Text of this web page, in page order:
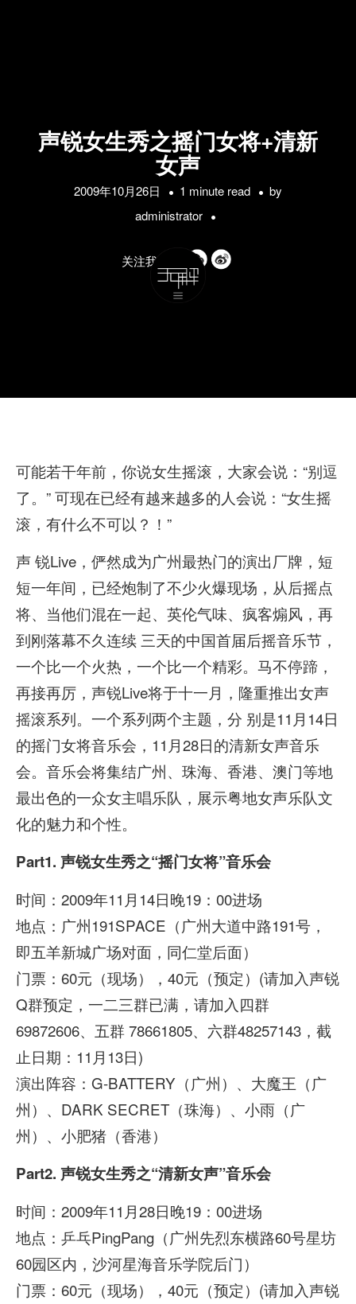
声锐女生秀之摇门女将+清新
女声
2009年10月26日 1 minute read
by
administrator
关注我们的:
可能若干年前，你说女生摇滚，大家会说：“别逗
了。” 可现在已经有越来越多的人会说：“女生摇
滚，有什么不可以？！”
声 锐Live，俨然成为广州最热门的演出厂牌，短
短一年间，已经炮制了不少火爆现场，从后摇点
将、当他们混在一起、英伦气味、疯客煽风，再
到刚落幕不久连续 三天的中国首届后摇音乐节，
一个比一个火热，一个比一个精彩。马不停蹄，
再接再厉，声锐Live将于十一月，隆重推出女声
摇滚系列。一个系列两个主题，分 别是11月14日
的摇门女将音乐会，11月28日的清新女声音乐
会。音乐会将集结广州、珠海、香港、澳门等地
最出色的一众女主唱乐队，展示粤地女声乐队文
化的魅力和个性。
Part1. 声锐女生秀之“摇门女将”音乐会
时间：2009年11月14日晚19：00进场
地点：广州191SPACE（广州大道中路191号，
即五羊新城广场对面，同仁堂后面）
门票：60元（现场），40元（预定）(请加入声锐
Q群预定，一二三群已满，请加入四群
69872606、五群 78661805、六群48257143，截
止日期：11月13日)
演出阵容：G-BATTERY（广州）、大魔王（广
州）、DARK SECRET（珠海）、小雨（广
州）、小肥猪（香港）
Part2. 声锐女生秀之“清新女声”音乐会
时间：2009年11月28日晚19：00进场
地点：乒乓PingPang（广州先烈东横路60号星坊
60园区内，沙河星海音乐学院后门）
门票：60元（现场），40元（预定）(请加入声锐